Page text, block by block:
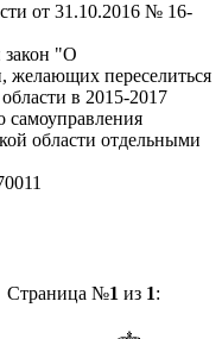
от 31.10.2016 № 16-
закон "О
желающих переселиться
в 2015-2017
самоуправления
области отдельными
Страница №1 из 1: